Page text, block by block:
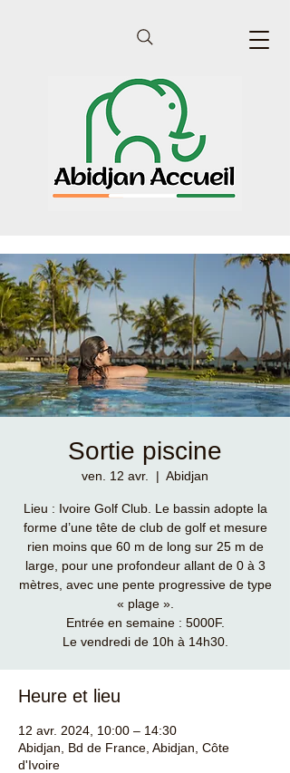
Sortie piscine
ven. 12 avr.
  |
Abidjan
Lieu : Ivoire Golf Club. Le bassin adopte la
forme d’une tête de club de golf et mesure
rien moins que 60 m de long sur 25 m de
large, pour une profondeur allant de 0 à 3
mètres, avec une pente progressive de type
« plage ».
Entrée en semaine : 5000F.
Le vendredi de 10h à 14h30.
Heure et lieu
12 avr. 2024, 10:00 – 14:30
Abidjan, Bd de France, Abidjan, Côte
d'Ivoire